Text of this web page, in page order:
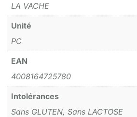
LA VACHE
Unité
PC
EAN
4008164725780
Intolérances
Sans GLUTEN, Sans LACTOSE